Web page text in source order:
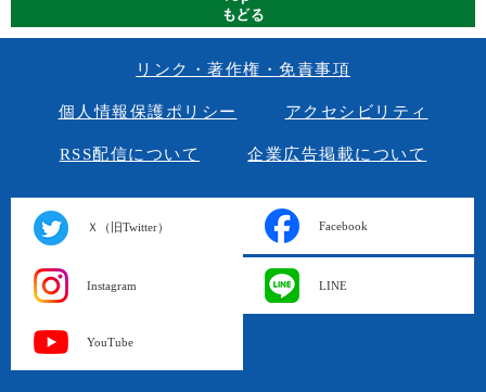
リンク・著作権・免責事項
個人情報保護ポリシー アクセシビリティ
RSS配信について 企業広告掲載について
Ｘ（旧Twitter） Facebook
Instagram LINE
YouTube